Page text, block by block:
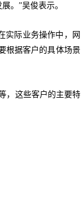
。”吴俊表示。
实际业务操作中，网
根据客户的具体场景
，这些客户的主要特